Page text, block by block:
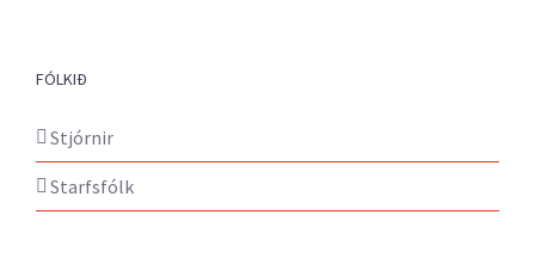
FÓLKIÐ
Stjórnir
Starfsfólk